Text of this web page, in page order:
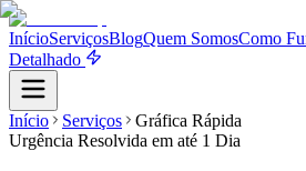
InícioServiçosBlogQuem SomosComo
Detalhado
Início Serviços
Gráfica Rápida
Urgência Resolvida em até 1 Dia